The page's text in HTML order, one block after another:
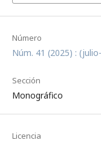
Número
Núm. 41 (2025) :
Sección
Monográfico
Licencia